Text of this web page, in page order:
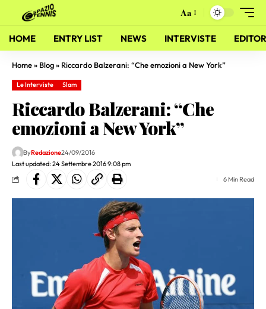
Aa
HOME ENTRY LIST NEWS INTERVISTE
Home» Blog» Riccardo Balzerani: “Che emozioni a New York”
Le Interviste Slam
Riccardo Balzerani: “Che
emozioni a New York”
Last updated: 24 Settembre 2016 9:08 pm
ByRedazione24/09/2016
6 Min Read